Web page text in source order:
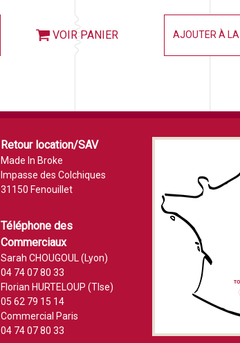
VOIR PANIER AJOUTER À LA
Retour location/SAV
Made In Broke
Impasse des Colchiques
31150 Fenouillet
Téléphone des
Commerciaux
Sarah CHOUGOUL (Lyon)
04 74 07 80 33
Florian HURTELOUP (Tlse)
05 62 79 15 14
Commercial Paris
04 74 07 80 33